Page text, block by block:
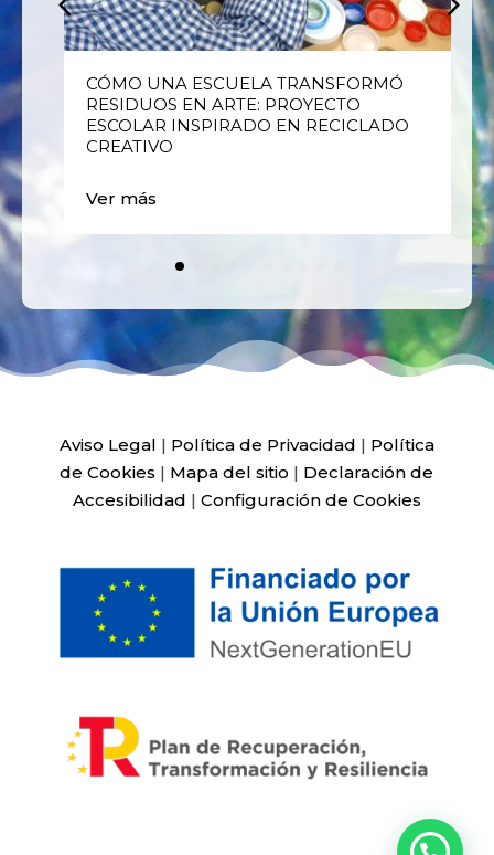
CÓMO UNA ESCUELA TRANSFORMÓ
RESIDUOS EN ARTE: PROYECTO
ESCOLAR INSPIRADO EN RECICLADO
CREATIVO
Ver más
Aviso Legal | Política de Privacidad | Política
de Cookies | Mapa del sitio | Declaración de
Accesibilidad | Configuración de Cookies